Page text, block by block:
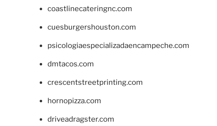
coastlinecateringnc.com
cuesburgershouston.com
psicologiaespecializadaencampeche.com
dmtacos.com
crescentstreetprinting.com
hornopizza.com
driveadragster.com